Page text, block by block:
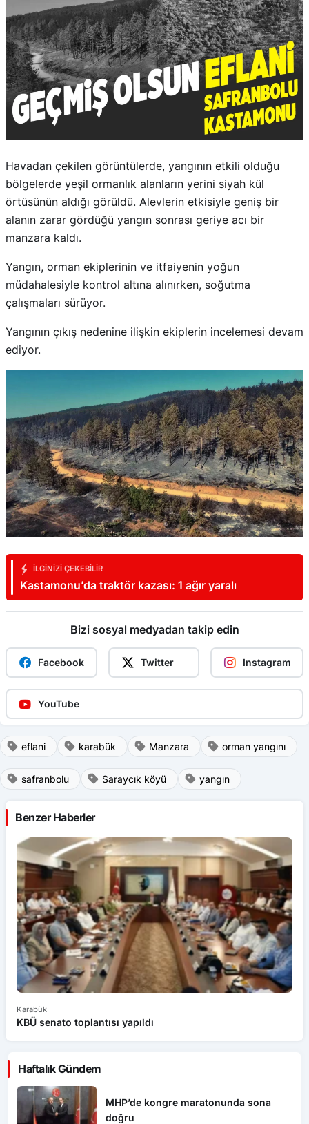
Havadan çekilen görüntülerde, yangının etkili olduğu
bölgelerde yeşil ormanlık alanların yerini siyah kül
örtüsünün aldığı görüldü. Alevlerin etkisiyle geniş bir
alanın zarar gördüğü yangın sonrası geriye acı bir
manzara kaldı.
Yangın, orman ekiplerinin ve itfaiyenin yoğun
müdahalesiyle kontrol altına alınırken, soğutma
çalışmaları sürüyor.
Yangının çıkış nedenine ilişkin ekiplerin incelemesi devam
ediyor.
İLGINIZI ÇEKEBILIR
Kastamonu’da traktör kazası: 1 ağır yaralı
Bizi sosyal medyadan takip edin
Facebook Twitter Instagram
YouTube
eflani karabük Manzara orman yangını
safranbolu Saraycık köyü yangın
Benzer Haberler
Karabük
KBÜ senato toplantısı yapıldı
Haftalık Gündem
MHP’de kongre maratonunda sona
doğru